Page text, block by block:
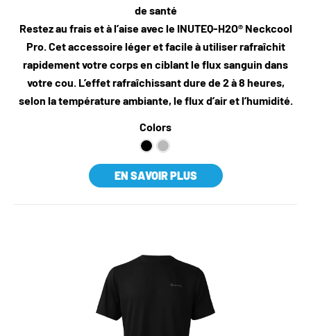
de santé
Restez au frais et à l’aise avec le INUTEQ-H2O® Neckcool
Pro. Cet accessoire léger et facile à utiliser rafraîchit
rapidement votre corps en ciblant le flux sanguin dans
votre cou. L’effet rafraîchissant dure de 2 à 8 heures,
selon la température ambiante, le flux d’air et l’humidité.
Colors
EN SAVOIR PLUS